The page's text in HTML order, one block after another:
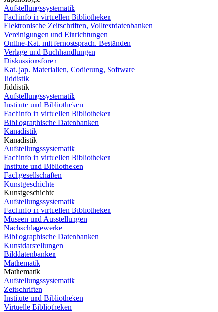
Aufstellungssystematik
Fachinfo in virtuellen Bibliotheken
Elektronische Zeitschriften, Volltextdatenbanken
Vereinigungen und Einrichtungen
Online-Kat. mit fernostsprach. Beständen
Verlage und Buchhandlungen
Diskussionsforen
Kat. jap. Materialien, Codierung, Software
Jiddistik
Jiddistik
Aufstellungssystematik
Institute und Bibliotheken
Fachinfo in virtuellen Bibliotheken
Bibliographische Datenbanken
Kanadistik
Kanadistik
Aufstellungssystematik
Fachinfo in virtuellen Bibliotheken
Institute und Bibliotheken
Fachgesellschaften
Kunstgeschichte
Kunstgeschichte
Aufstellungssystematik
Fachinfo in virtuellen Bibliotheken
Museen und Ausstellungen
Nachschlagewerke
Bibliographische Datenbanken
Kunstdarstellungen
Bilddatenbanken
Mathematik
Mathematik
Aufstellungssystematik
Zeitschriften
Institute und Bibliotheken
Virtuelle Bibliotheken